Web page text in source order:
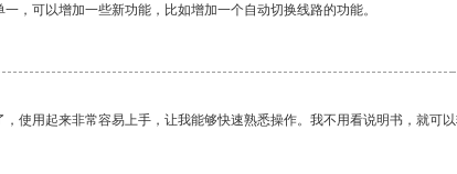
，可以增加一些新功能，比如增加一个自动切换线路的功能。
使用起来非常容易上手，让我能够快速熟悉操作。我不用看说明书，就可以